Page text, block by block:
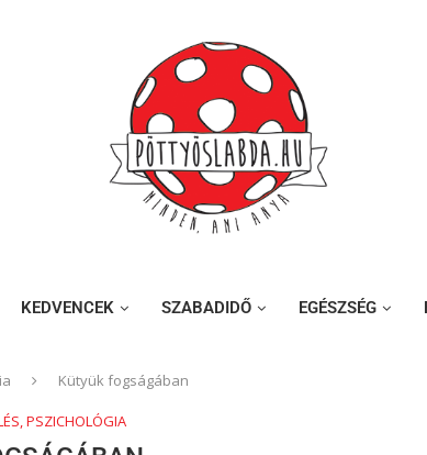
KEDVENCEK SZABADIDŐ EGÉSZSÉG
Kütyük fogságában
PSZICHOLÓGIA